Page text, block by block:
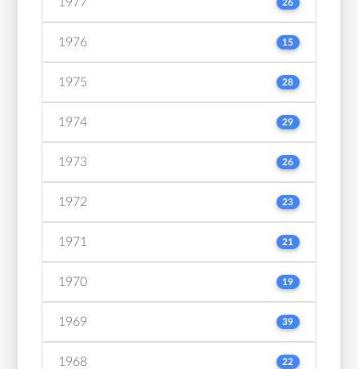
26
1976 15
1975 28
1974 29
1973 26
1972 23
1971 21
1970 19
1969 39
1968 22